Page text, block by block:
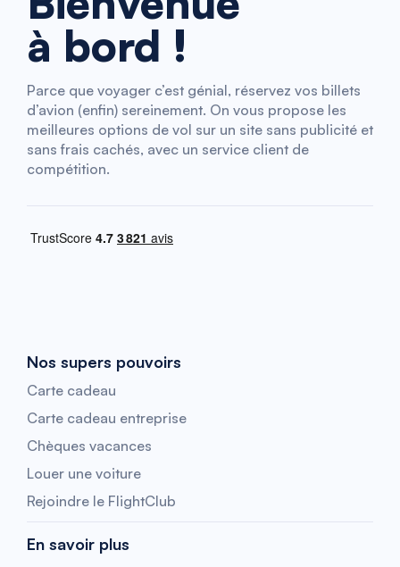
à bord !
Parce que voyager c’est génial, réservez vos billets
d’avion (enfin) sereinement. On vous propose les
meilleures options de vol sur un site sans publicité et
sans frais cachés, avec un service client de
compétition.
Nos supers pouvoirs
Carte cadeau
Carte cadeau entreprise
Chèques vacances
Louer une voiture
Rejoindre le FlightClub
En savoir plus